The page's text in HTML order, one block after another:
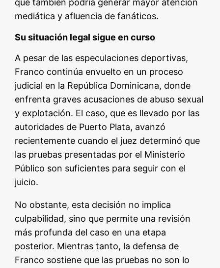
que también podría generar mayor atención
mediática y afluencia de fanáticos.
Su situación legal sigue en curso
A pesar de las especulaciones deportivas,
Franco continúa envuelto en un proceso
judicial en la República Dominicana, donde
enfrenta graves acusaciones de abuso sexual
y explotación. El caso, que es llevado por las
autoridades de Puerto Plata, avanzó
recientemente cuando el juez determinó que
las pruebas presentadas por el Ministerio
Público son suficientes para seguir con el
juicio.
No obstante, esta decisión no implica
culpabilidad, sino que permite una revisión
más profunda del caso en una etapa
posterior. Mientras tanto, la defensa de
Franco sostiene que las pruebas no son lo